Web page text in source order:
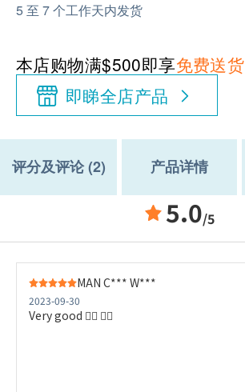
5 至 7 个工作天内发货
本店购物满$500即享免费送货
即睇全店产品
评分及评论 (2) 产品详情
5.0/5
MAN C*** W***
2023-09-30
Very good 👍🏻 👍🏻